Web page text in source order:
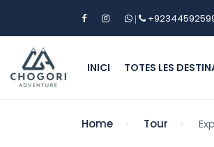
|
INICI TOTES LES
Home Tour